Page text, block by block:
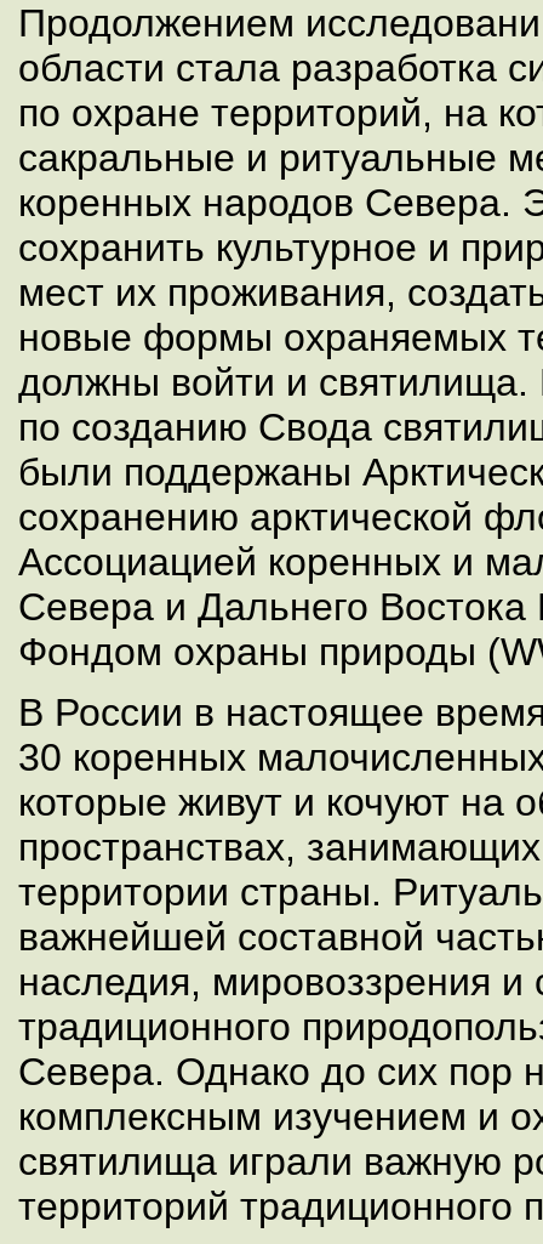
Продолжением
области стала разработка
по охране территорий, на
сакральные и ритуальные
коренных народов Севера.
сохранить культурное и
мест их проживания,
новые формы охраняемых
должны войти и
по созданию Свода
были поддержаны
сохранению арктической
Ассоциацией коренных и
Севера и Дальнего
Фондом охраны природы
В России в настоящее
30 коренных
которые живут и кочуют на
пространствах,
территории страны.
важнейшей составной
наследия, мировоззрения и
традиционного
Севера. Однако до сих пор
комплексным изучением и
святилища играли важную
территорий традиционного